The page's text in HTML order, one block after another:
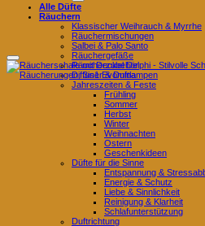
Alle Düfte
Räuchern
Klassischer Weihrauch & Myrrhe
Räuchermischungen
Salbei & Palo Santo
Räuchergefäße
Räucherzubehör
Diffuser & Duftlampen
Jahreszeiten & Feste
Frühling
Sommer
Herbst
Winter
Weihnachten
Ostern
Geschenkideen
Düfte für die Sinne
Entspannung &
Energie & Schutz
Liebe & Sinnlichkeit
Reinigung & Klarheit
Schlafunterstützung
Duftrichtung